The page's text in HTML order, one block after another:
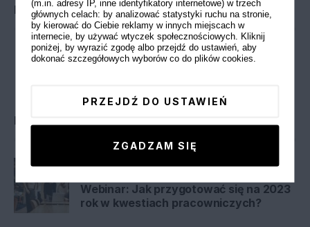
Bądź na bieżąco
Popularne artykuły
INNOWACJE
Webinar: Jak przygotować się na 2023
rok w kwestiach pracowniczych?
(m.in. adresy IP, inne identyfikatory internetowe) w trzech
głównych celach: by analizować statystyki ruchu na stronie,
by kierować do Ciebie reklamy w innych miejscach w
internecie, by używać wtyczek społecznościowych. Kliknij
poniżej, by wyrazić zgodę albo przejdź do ustawień, aby
dokonać szczegółowych wyborów co do plików cookies.
PRZEJDŹ DO USTAWIEŃ
ZGADZAM SIĘ